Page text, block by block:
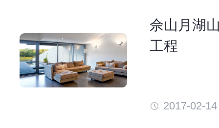
佘山月湖
工程
2017-02-14